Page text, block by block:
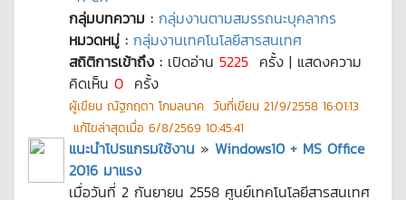
กลุ่มบทความ : กลุ่มงานตามสมรรถนะบุคลากร
หมวดหมู่ : กลุ่มงานเทคโนโลยีสารสนเทศ
สถิติการเข้าถึง : เปิดอ่าน 5225 ครั้ง | แสดงความ
คิดเห็น 0 ครั้ง
ผู้เขียน ณัฐกฤตา โกมลนาค วันที่เขียน 21/9/2558 16:01:13
แก้ไขล่าสุดเมื่อ 6/8/2569 10:45:41
แนะนำโปรแกรมใช้งาน » Windows10 + MS Office
2016 มาแรง
เมื่อวันที่ 2 กันยายน 2558 ศูนย์เทคโนโลยีสารสนเทศ